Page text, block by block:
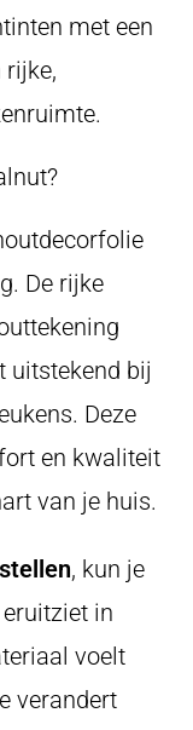
met een
rijke,
De rijke
uitstekend bij
Deze
en kwaliteit
van je huis.
, kun je
in
voelt
verandert